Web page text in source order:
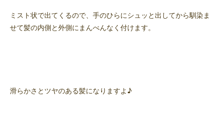
ミスト状で出てくるので、手のひらにシュッと出してから馴染ま
せて髪の内側と外側にまんべんなく付けます。
滑らかさとツヤのある髪になりますよ♪